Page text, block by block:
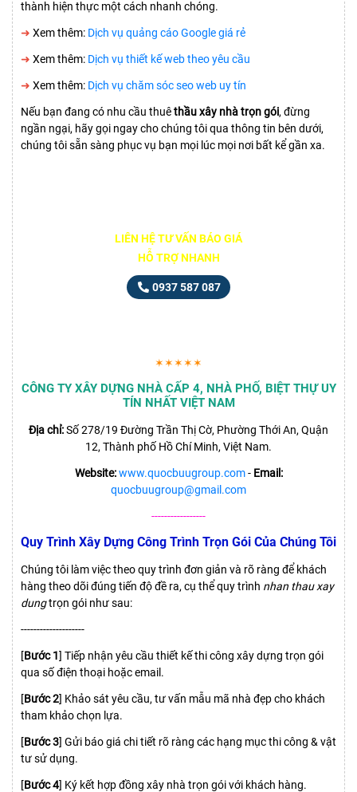
thành hiện thực một cách nhanh chóng.
➜ Xem thêm: Dịch vụ quảng cáo Google giá rẻ
➜ Xem thêm: Dịch vụ thiết kế web theo yêu cầu
➜ Xem thêm: Dịch vụ chăm sóc seo web uy tín
Nếu bạn đang có nhu cầu thuêthầu xây nhà trọn gói, đừng
ngần ngại, hãy gọi ngay cho chúng tôi qua thông tin bên dưới,
chúng tôi sẵn sàng phục vụ bạn mọi lúc mọi nơi bất kể gần xa.
LIÊN HỆ TƯ VẤN BÁO GIÁ
HỖ TRỢ NHANH
0937 587 087
✶✶✶✶✶
CÔNG TY XÂY DỰNG NHÀ CẤP 4, NHÀ PHỐ, BIỆT THỰ UY
TÍN NHẤT VIỆT NAM
Địa chỉ:Số 278/19 Đường Trần Thị Cờ, Phường Thới An, Quận
12, Thành phố Hồ Chí Minh, Việt Nam.
Website: www.quocbuugroup.com- Email:
quocbuugroup@gmail.com
-----------------
Quy Trình Xây Dựng Công Trình Trọn Gói Của Chúng Tôi
Chúng tôi làm việc theo quy trình đơn giản và rõ ràng để khách
hàng theo dõi đúng tiến độ đề ra, cụ thể quy trình nhan thau xay
dungtrọn gói như sau:
--------------------
[Bước 1] Tiếp nhận yêu cầu thiết kế thi công xây dựng trọn gói
qua số điện thoại hoặc email.
[Bước 2] Khảo sát yêu cầu, tư vấn mẫu mã nhà đẹp cho khách
tham khảo chọn lựa.
[Bước 3] Gửi báo giá chi tiết rõ ràng các hạng mục thi công & vật
tư sử dụng.
[Bước 4] Ký kết hợp đồng xây nhà trọn gói với khách hàng.